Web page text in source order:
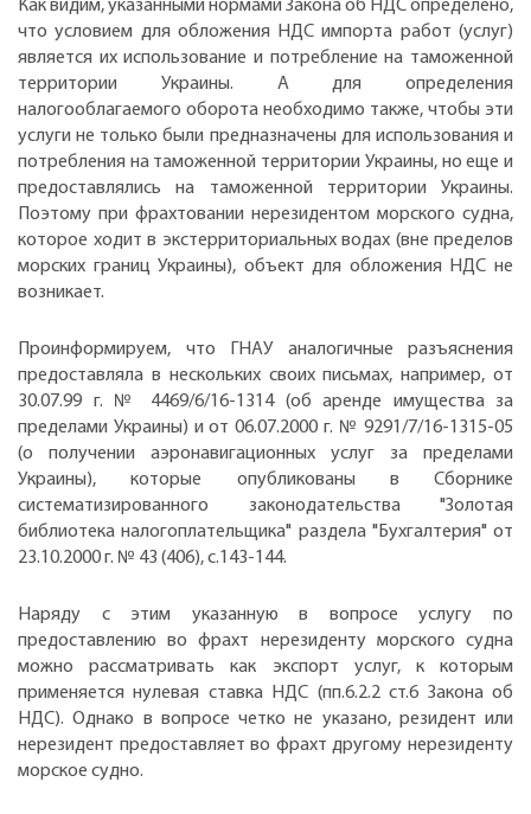
Как видим, указанными нормами Закона об НДС определено,
что условием для обложения НДС импорта работ (услуг)
является их использование и потребление на таможенной
территории Украины. А для определения
налогооблагаемого оборота необходимо также, чтобы эти
услуги не только были предназначены для использования и
потребления на таможенной территории Украины, но еще и
предоставлялись на таможенной территории Украины.
Поэтому при фрахтовании нерезидентом морского судна,
которое ходит в экстерриториальных водах (вне пределов
морских границ Украины), объект для обложения НДС не
возникает.
Проинформируем, что ГНАУ аналогичные разъяснения
предоставляла в нескольких своих письмах, например, от
30.07.99 г. № 4469/6/16-1314 (об аренде имущества за
пределами Украины) и от 06.07.2000 г. № 9291/7/16-1315-05
(о получении аэронавигационных услуг за пределами
Украины), которые опубликованы в Сборнике
систематизированного законодательства "Золотая
библиотека налогоплательщика" раздела "Бухгалтерия" от
23.10.2000 г. № 43 (406), с.143-144.
Наряду с этим указанную в вопросе услугу по
предоставлению во фрахт нерезиденту морского судна
можно рассматривать как экспорт услуг, к которым
применяется нулевая ставка НДС (пп.6.2.2 ст.6 Закона об
НДС). Однако в вопросе четко не указано, резидент или
нерезидент предоставляет во фрахт другому нерезиденту
морское судно.